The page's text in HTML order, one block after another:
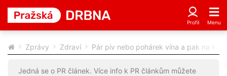
Zprávy Zdraví Pár piv nebo pohárek vína a pak na
Jedná se o PR článek. Více info k PR článkům můžete